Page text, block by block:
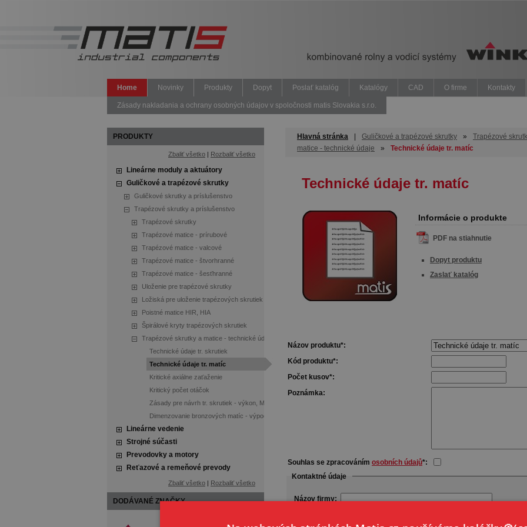
Home Novinky Produkty Dopyt Poslať katalóg Katalógy CAD O firme Kontakty
Zásady nakladania a ochrany osobných údajov v spoločnosti matis Slovakia s.r.o.
PRODUKTY
Zbaliť všetko | Rozbaliť všetko
Lineárne moduly a aktuátory
Guličkové a trapézové skrutky
Guličkové skrutky a príslušenstvo
Trapézové skrutky a príslušenstvo
Trapézové skrutky
Trapézové matice - prírubové
Trapézové matice - valcové
Trapézové matice - štvorhranné
Trapézové matice - šesťhranné
Uloženie pre trapézové skrutky
Ložiská pre uloženie trapézových skrutiek
Poistné matice HIR, HIA
Špirálové kryty trapézových skrutiek
Trapézové skrutky a matice - technické údaje
Technické údaje tr. skrutiek
Technické údaje tr. matíc
Kritické axiálne zaťaženie
Kritický počet otáčok
Zásady pre návrh tr. skrutiek - výkon, Mk
Dimenzovanie bronzových matíc - výpočet
Lineárne vedenie
Strojné súčasti
Prevodovky a motory
Reťazové a remeňové prevody
Zbaliť všetko | Rozbaliť všetko
DODÁVANÉ ZNAČKY
Hlavná stránka | Guličkové a trapézové skrutky »
Trapézové
matice - technické údaje
» Technické údaje tr. matíc
Technické údaje tr. matíc
Informácie o produkte
PDF na stiahnutie
Dopyt produktu
Zaslať katalóg
Názov produktu*:
Kód produktu*:
Počet kusov*:
Poznámka:
Souhlas se zpracováním osobních údajů*:
Kontaktné údaje
Názov firmy: